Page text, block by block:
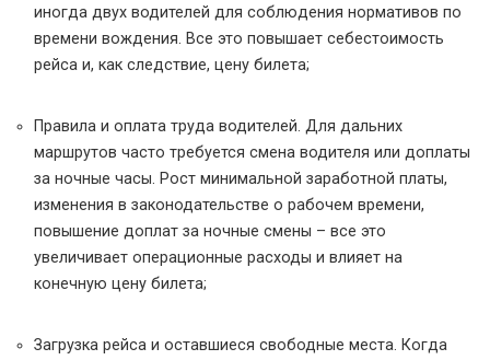
иногда двух водителей для соблюдения нормативов по
времени вождения. Все это повышает себестоимость
рейса и, как следствие, цену билета;
Правила и оплата труда водителей. Для дальних
маршрутов часто требуется смена водителя или доплаты
за ночные часы. Рост минимальной заработной платы,
изменения в законодательстве о рабочем времени,
повышение доплат за ночные смены – все это
увеличивает операционные расходы и влияет на
конечную цену билета;
Загрузка рейса и оставшиеся свободные места. Когда